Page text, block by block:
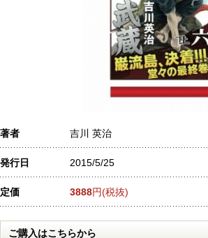
著者 吉川 英治
発行日 2015/5/25
定価 3888円(税抜)
ご購入はこちらから